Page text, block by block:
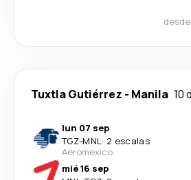
desde
Tuxtla Gutiérrez - Manila 10
lun 07 sep
TGZ-MNL· 2 escalas
Aeromexico
mié 16 sep